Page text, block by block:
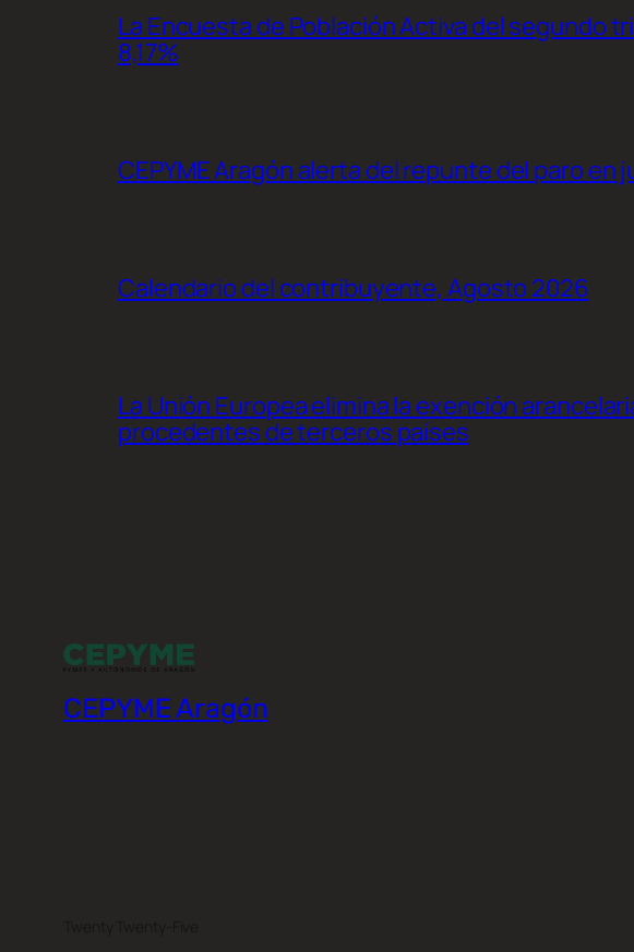
La Encuesta de Población Activa del segundo
8,17%
CEPYME Aragón alerta del repunte del paro
Calendario del contribuyente, Agosto 2026
La Unión Europea elimina la exención
procedentes de terceros países
CEPYME Aragón